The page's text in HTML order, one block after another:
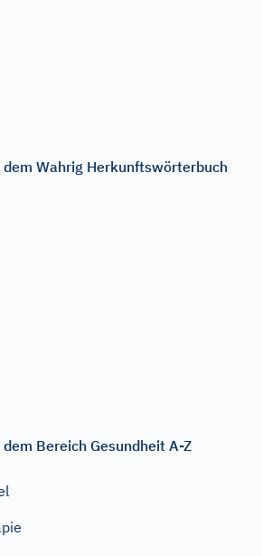
Wahrig Herkunftswörterbuch
Bereich Gesundheit A-Z